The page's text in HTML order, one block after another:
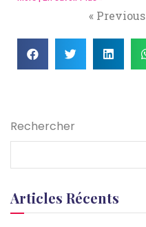
« Previous
Rechercher
Articles Récents